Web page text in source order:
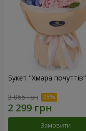
Букет "Хмара почуттів"
3 065 грн
Замовити